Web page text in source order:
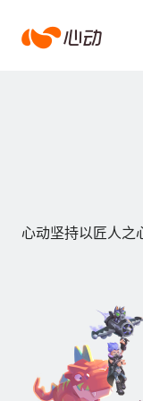
心搜索结果
心动坚持以匠人之